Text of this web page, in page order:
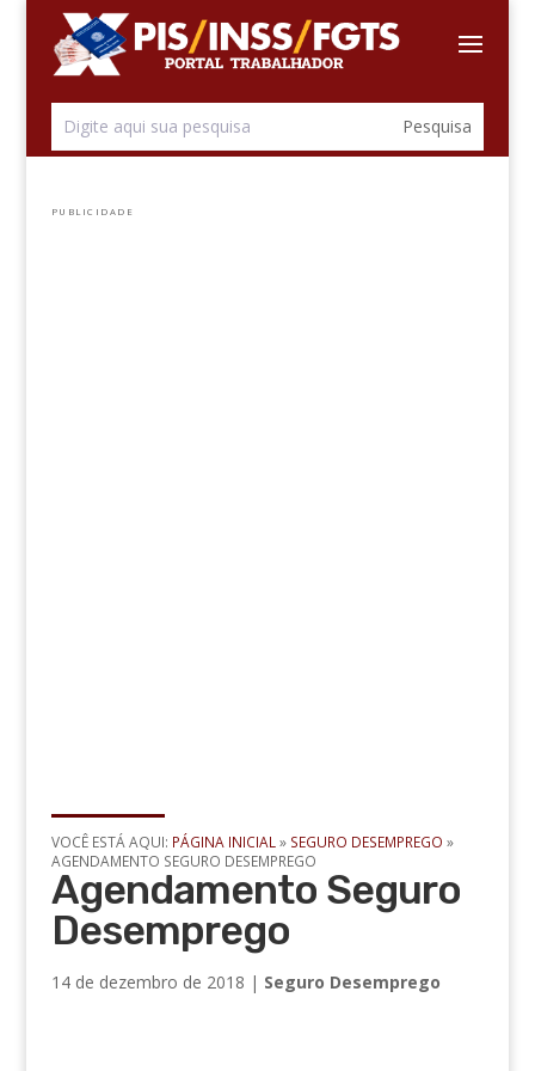
PUBLICIDADE
VOCÊ ESTÁ AQUI: PÁGINA INICIAL » SEGURO DESEMPREGO »
AGENDAMENTO SEGURO DESEMPREGO
Agendamento Seguro
Desemprego
14 de dezembro de 2018 | Seguro Desemprego